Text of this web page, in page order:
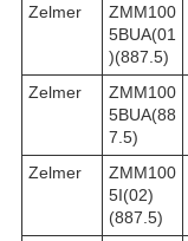
Zelmer
ZMM100
5BUA(01
)(887.5)
Zelmer
ZMM100
5BUA(88
7.5)
Zelmer
ZMM100
5I(02)
(887.5)